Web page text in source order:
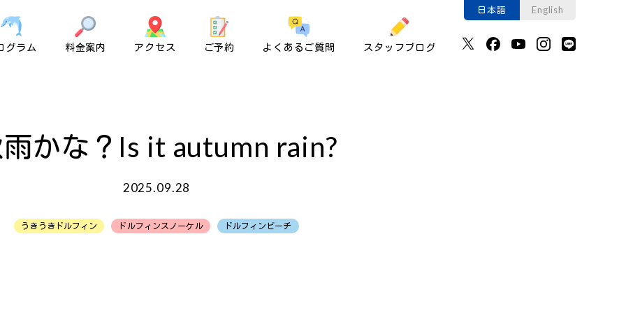
グラム 料金案内 アクセス ご予約 よくあるご質問 スタッフブログ
日本語 English
かな？Is it autumn rain?
2025.09.28
うきうきドルフィン ドルフィンスノーケル ドルフィンビーチ